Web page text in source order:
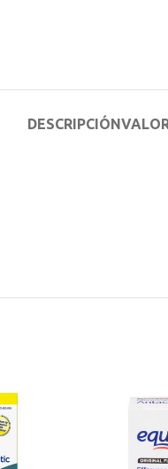
DESCRIPCIÓN